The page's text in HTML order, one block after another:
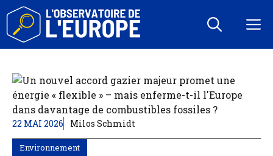
Aller
contenu
22 MAI 2026 Milos Schmidt
Environnement